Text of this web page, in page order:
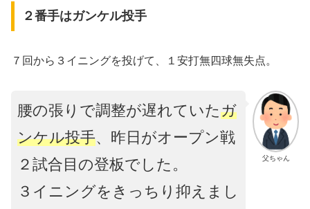
２番手はガンケル投手
７回から３イニングを投げて、１安打無四球無失点。
父ちゃん
腰の張りで調整が遅れていたガ
ンケル投手、昨日がオープン戦
２試合目の登板でした。
３イニングをきっちり抑えまし